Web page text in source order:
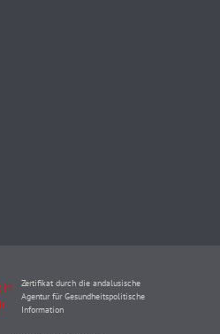
Zertifikat durch die andalusische
Agentur für Gesundheitspolitische
Information